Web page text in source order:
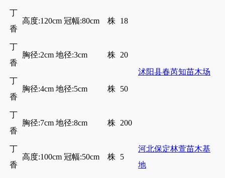
丁
香
高度:120cm 冠幅:80cm 株 18
沭阳县春芮知苗木场
丁
香
胸径:2cm 地径:3cm 株 20
丁
香
胸径:4cm 地径:5cm 株 50
丁
香
胸径:7cm 地径:8cm 株 200
丁
香
高度:100cm 冠幅:50cm 株 5
河北保定林萱苗木基
地